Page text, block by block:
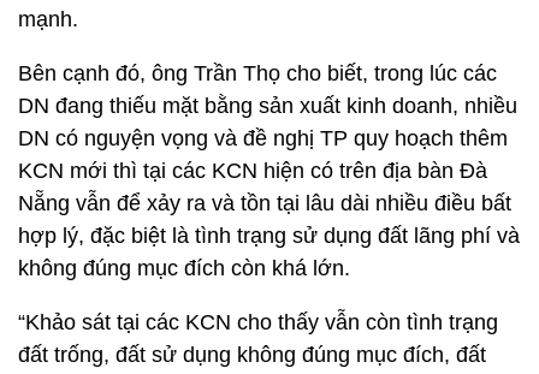
mạnh.
Bên cạnh đó, ông Trần Thọ cho biết, trong lúc các
DN đang thiếu mặt bằng sản xuất kinh doanh, nhiều
DN có nguyện vọng và đề nghị TP quy hoạch thêm
KCN mới thì tại các KCN hiện có trên địa bàn Đà
Nẵng vẫn để xảy ra và tồn tại lâu dài nhiều điều bất
hợp lý, đặc biệt là tình trạng sử dụng đất lãng phí và
không đúng mục đích còn khá lớn.
“Khảo sát tại các KCN cho thấy vẫn còn tình trạng
đất trống, đất sử dụng không đúng mục đích, đất